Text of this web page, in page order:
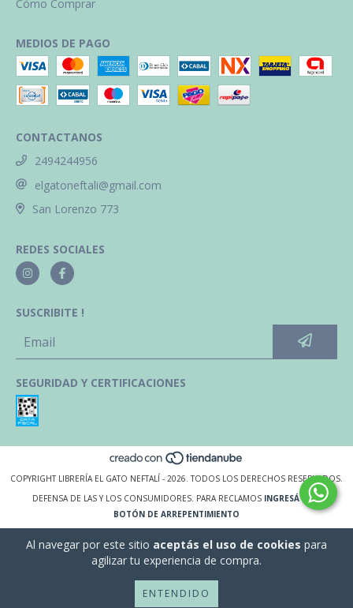
Al navegar por este sitio aceptás el uso de cookies para
agilizar tu experiencia de compra.
ENTENDIDO
Cómo Comprar
MEDIOS DE PAGO
CONTACTANOS
2494244956
elgatoneftali@gmail.com
San Lorenzo 773
REDES SOCIALES
SUSCRIBITE !
SEGURIDAD Y CERTIFICACIONES
COPYRIGHT LIBRERÍA EL GATO NEFTALÍ - 2026. TODOS LOS DERECHOS RESERVADOS.
DEFENSA DE LAS Y LOS CONSUMIDORES. PARA RECLAMOS INGRESÁ ACÁ.
BOTÓN DE ARREPENTIMIENTO